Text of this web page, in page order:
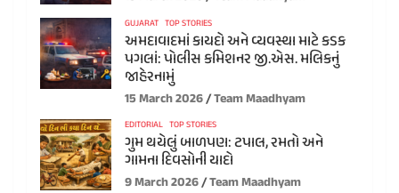
GUJARAT TOP STORIES
અમદાવાદમાં કાયદો અને વ્યવસ્થા માટે કડક
પગલાં: પોલીસ કમિશનર જી.એસ. મલિકનું
જાહેરનામું
15 March 2026 Team Maadhyam
EDITORIAL TOP STORIES
ગુમ થયેલું બાળપણ: ટપાલ, રમતો અને
ગામના દિવસોની યાદો
9 March 2026 Team Maadhyam